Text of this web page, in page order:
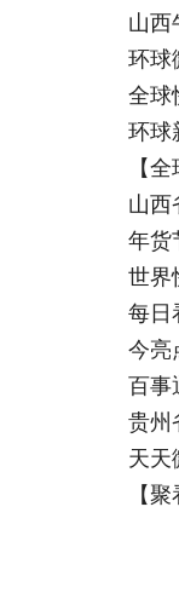
山西
环球
全球
环球
【
山西
年货
世界
每日
今亮
百事
贵州
天天
【